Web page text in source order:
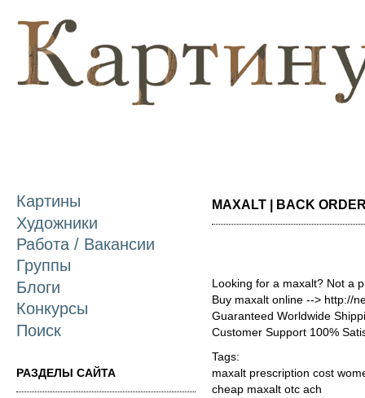
Картины
Художники
Работа / Вакансии
Группы
Блоги
Конкурсы
Поиск
РАЗДЕЛЫ САЙТА
MAXALT | BACK
Looking for a maxalt? Not a
Buy maxalt online --> http://
Guaranteed Worldwide
Customer Support 100%
Tags:
maxalt prescription cost
cheap maxalt otc ach